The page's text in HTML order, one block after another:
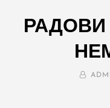
РАДОВИ
BY